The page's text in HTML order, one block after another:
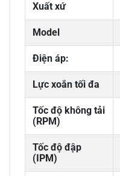
Xuất xứ
Model
Điện áp:
Lực xoắn tối đa
Tốc độ không tải
(RPM)
Tốc độ đập
(IPM)